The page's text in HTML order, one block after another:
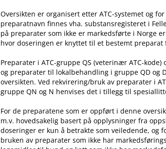
Oversikten er organisert etter ATC-systemet og
preparatnavn finnes vha. substansregisteret i
på preparater som ikke er markedsførte i Norge
hvor doseringen er knyttet til et bestemt preparat
Preparater i ATC-gruppe QS (veterinær ATC-
og preparater til lokalbehandling i gruppe QD og
oversikten. Ved rekvirering​/​bruk av preparater i
gruppe QN og N henvises det i tillegg til
For de preparatene som er oppført i denne
m.v. hovedsakelig basert på opplysninger fra
doseringer er kun å betrakte som veiledende, og
bruken av preparater som ikke har